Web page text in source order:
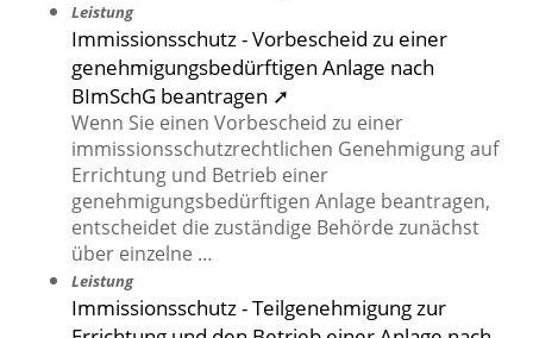
Leistung
Immissionsschutz - Vorbescheid zu einer
genehmigungsbedürftigen Anlage nach
BImSchG beantragen ➚
Wenn Sie einen Vorbescheid zu einer
immissionsschutzrechtlichen Genehmigung auf
Errichtung und Betrieb einer
genehmigungsbedürftigen Anlage beantragen,
entscheidet die zuständige Behörde zunächst
über einzelne …
Leistung
Immissionsschutz - Teilgenehmigung zur